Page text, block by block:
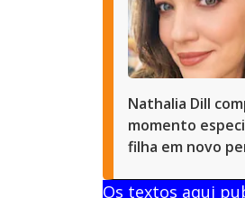
Nathalia Dill
momento
filha em novo
Os textos aqui